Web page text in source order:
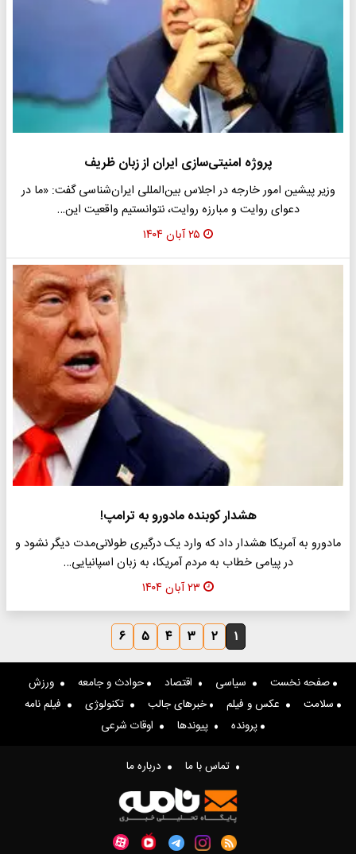
پروژه امنیتی‌سازی ایران از زبان ظریف
وزیر پیشین امور خارجه در اجلاس بین‌المللی ایران‌شناسی گفت: «ما در
دعوای روایت و مبارزه روایت، نتوانستیم واقعیت این…
۲۵ آبان ۱۴۰۴
هشدار کوبنده مادورو به ترامپ!
مادورو به آمریکا هشدار داد که وارد یک درگیری طولانی‌مدت دیگر نشود و
در پیامی خطاب به مردم آمریکا، به زبان اسپانیایی…
۲۳ آبان ۱۴۰۴
۱ ۲ ۳ ۴ ۵ ۶
صفحه نخست سیاسی اقتصاد حوادث و جامعه
ورزش
سلامت
عکس و فیلم خبرهای جالب تکنولوژی
فیلم نامه
پرونده
پیوندها اوقات شرعی
تماس با ما درباره ما